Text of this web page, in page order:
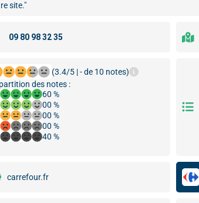
site."
(3.4/5 | - de 10 notes)
des notes :
60 %
00 %
00 %
00 %
40 %
carrefour.fr